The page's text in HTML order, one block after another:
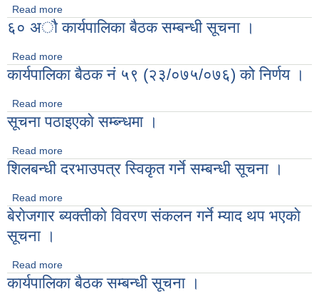
Read more
६० अाै कार्यपालिका बैठक सम्बन्धी सूचना ।
Read more
कार्यपालिका बैठक नं ५९ (२३/०७५/०७६) को निर्णय ।
Read more
सूचना पठाइएकाे सम्ब्न्धमा ।
Read more
शिलबन्धी दरभाउपत्र स्विकृत गर्ने सम्बन्धी सूचना ।
Read more
बेराेजगार ब्यक्तीकाे विवरण संकलन गर्ने म्याद थप भएकाे
सूचना ।
Read more
कार्यपालिका बैठक सम्बन्धी सूचना ।